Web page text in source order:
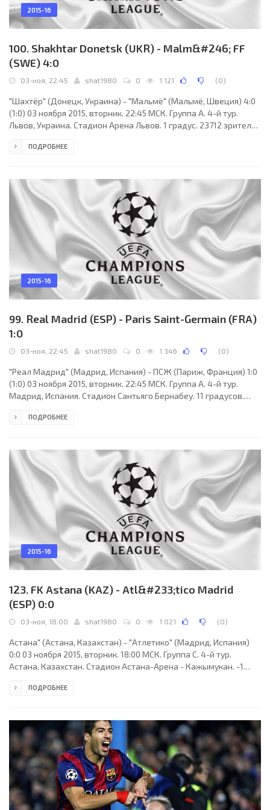
2015-16
100. Shakhtar Donetsk (UKR) - Malm&#246; FF
(SWE) 4:0
03-ноя, 22:45 shat1980 0 1 121 (0)
"Шахтёр" (Донецк, Украина) - "Мальмё" (Мальмё, Швеция) 4:0
(1:0) 03 ноября 2015, вторник. 22:45 МСК. Группа A. 4-й тур.
Львов, Украина. Стадион Арена Львов. 1 градус. 23712 зрителей
Румыния), Октавиан Шовре (Румыния), Себастьян Георге
Александр Кучер, Ярослав Ракицкий, Тарас Степаненко,
Марлос, Фред (Тайсон, 69), Алекс Тейшейра,
ПОДРОБНЕЕ
2015-16
99. Real Madrid (ESP) - Paris Saint-Germain (FRA)
1:0
03-ноя, 22:45 shat1980 0 1 346 (0)
"Реал Мадрид" (Мадрид, Испания) - ПСЖ (Париж, Франция) 1:0
(1:0) 03 ноября 2015, вторник. 22:45 МСК. Группа A. 4-й тур.
Мадрид, Испания. Стадион Сантьяго Бернабеу. 11 градусов.
Клаттенбург (Ньюкасл-апон-Тайн,Тайн-энд-Уир, Англия),
Марсело (Хосе Игнасио Начо, 33), Рафаэль Варан, Серхио
Рамос (к), Карлос Касемиро, Тони Кроос, Лука
ПОДРОБНЕЕ
2015-16
123. FK Astana (KAZ) - Atl&#233;tico Madrid
(ESP) 0:0
03-ноя, 18:00 shat1980 0 1 021 (0)
Астана" (Астана, Казахстан) - "Атлетико" (Мадрид, Испания)
0:0 03 ноября 2015, вторник. 18:00 МСК. Группа C. 4-й тур.
Астана, Казахстан. Стадион Астана-Арена - Кажымукан. -1
Тейлор (Уитеншоу, Манчестер, Англия), Майкл Малларки
Постников, Марин Аничич, Дмитрий Шомко, Рохер Каньяс,
Неманья Максимович, Серикжан Мужиков (Георгий
ПОДРОБНЕЕ